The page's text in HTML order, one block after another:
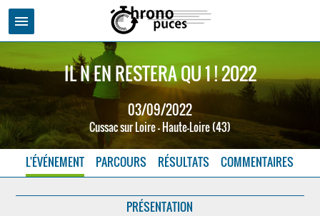
menu
IL N EN RESTERA QU 1 ! 2022
03/09/2022
Cussac sur Loire - Haute-Loire (43)
L'ÉVÉNEMENT PARCOURS RÉSULTATS COMMENTAIRES
PRÉSENTATION